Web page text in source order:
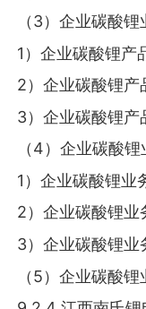
（3）企业碳酸
1）企业碳酸锂产
2）企业碳酸锂产
3）企业碳酸锂产
（4）企业碳酸
1）企业碳酸锂业
2）企业碳酸锂业
3）企业碳酸锂业
（5）企业碳酸